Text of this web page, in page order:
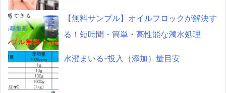
【無料サンプル】オイルフロックが解決す
る！短時間・簡単・高性能な濁水処理
水澄まいる-投入（添加）量目安